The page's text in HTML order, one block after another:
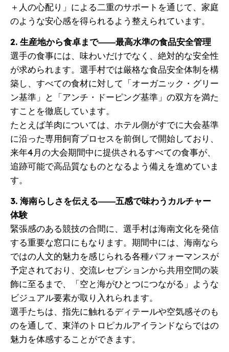
＋人の心配り」による二重のサポートを通じて、家庭
のような安心感を得られるよう整えられています。
2. 生産地から食卓まで――最高水準の食品安全管理
選手の食事には、味わいだけでなく、絶対的な安全性
が求められます。選手村では厳格な食品安全体制を構
築し、すべての食材に対して「オーガニック・グリー
ン基準」と「アンチ・ドーピング基準」の双方を満た
すことを徹底しています。
たとえば羊肉については、ホテル側がすでに大会基準
に沿った専用飼育プロセスを前倒しで開始しており、
来年4月の大会期間中に提供されるすべての食事が、
追跡可能で高品質なものとなるよう備えを進めていま
す。
3. 海南らしさを伝える――五感で味わうカルチャー
体験
緊張感のある競技の合間に、選手村は海南文化を発信
する重要な窓口にもなります。期間中には、海南なら
ではの人文的魅力を感じられる各種パフォーマンスが
予定されており、交流レセプションから共用空間の装
飾に至るまで、「空と海がひとつにつながる」ような
ビジュアル要素が取り入れられます。
選手たちは、指先に触れるディテールや空気感そのも
のを通して、東洋のトロピカルアイランドならではの
魅力を体感することができます。